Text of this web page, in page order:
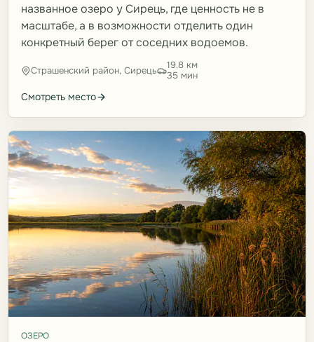
названное озеро у Сирець, где ценность не в
масштабе, а в возможности отделить один
конкретный берег от соседних водоемов.
Страшенский район, Сирець
19.8 км
35 мин
Смотреть место
ОЗЕРО